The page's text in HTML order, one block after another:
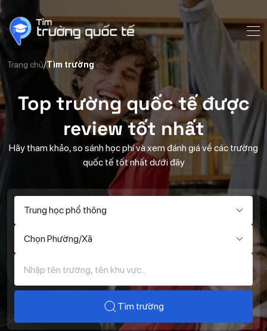
Trang chủ Tìm trường
Top trường quốc tế được
review tốt nhất
Hãy tham khảo, so sánh học phí và xem đánh giá về các trường
quốc tế tốt nhất dưới đây
Trung học phổ thông
Chọn Phường/Xã
Tìm trường